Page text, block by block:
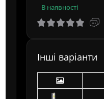
В наявності
Інші варіанти